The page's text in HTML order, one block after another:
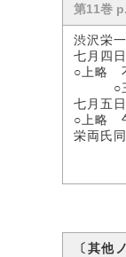
第11巻
渋沢栄
七月四
○上略
○三日
七月五
○上略
栄両氏
〔其